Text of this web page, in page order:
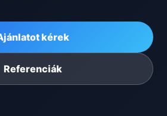
kérek
Referenciák